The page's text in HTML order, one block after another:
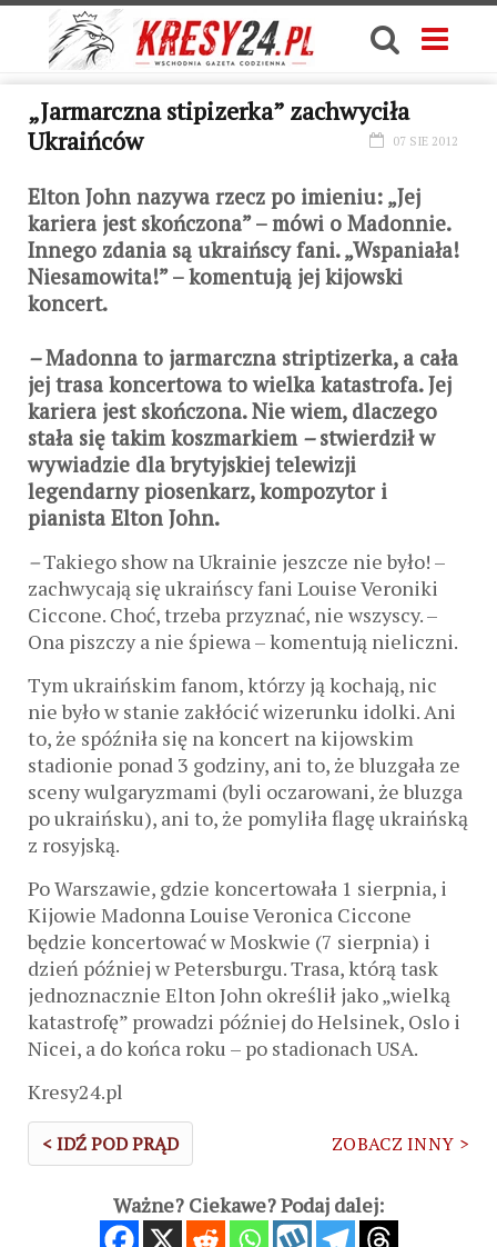
„Jarmarczna stipizerka” zachwyciła
Ukraińców
07 SIE 2012
Elton John nazywa rzecz po imieniu: „Jej
kariera jest skończona” – mówi o Madonnie.
Innego zdania są ukraińscy fani. „Wspaniała!
Niesamowita!” – komentują jej kijowski
koncert.
–Madonna to jarmarczna striptizerka, a cała
jej trasa koncertowa to wielka katastrofa. Jej
kariera jest skończona. Nie wiem, dlaczego
stała się takim koszmarkiem–stwierdził w
wywiadzie dla brytyjskiej telewizji
legendarny piosenkarz, kompozytor i
pianista Elton John.
–Takiego show na Ukrainie jeszcze nie było! –
zachwycają się ukraińscy fani Louise Veroniki
Ciccone. Choć, trzeba przyznać, nie wszyscy. –
Ona piszczy a nie śpiewa – komentują nieliczni.
Tym ukraińskim fanom, którzy ją kochają, nic
nie było w stanie zakłócić wizerunku idolki. Ani
to, że spóźniła się na koncert na kijowskim
stadionie ponad 3 godziny, ani to, że bluzgała ze
sceny wulgaryzmami (byli oczarowani, że bluzga
po ukraińsku), ani to, że pomyliła flagę ukraińską
z rosyjską.
Po Warszawie, gdzie koncertowała 1 sierpnia, i
Kijowie Madonna Louise Veronica Ciccone
będzie koncertować w Moskwie (7 sierpnia) i
dzień później w Petersburgu. Trasa, którą task
jednoznacznie Elton John określił jako „wielką
katastrofę” prowadzi później do Helsinek, Oslo i
Nicei, a do końca roku – po stadionach USA.
Kresy24.pl
< IDŹ POD PRĄD ZOBACZ INNY >
Ważne? Ciekawe? Podaj dalej: